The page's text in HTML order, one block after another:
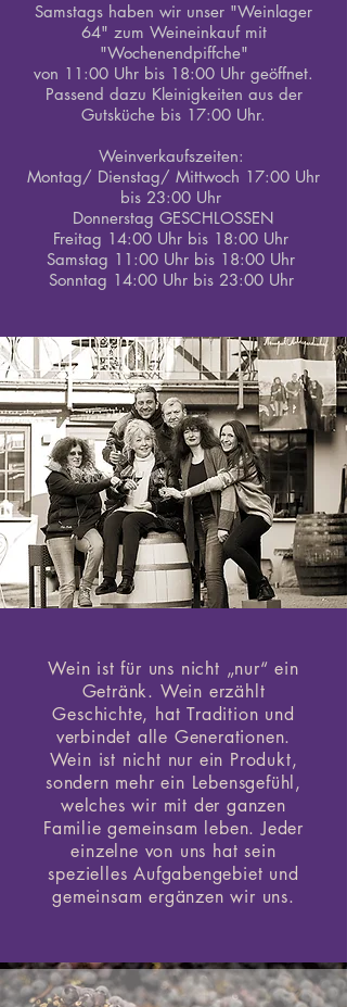
Samstags haben wir unser "Weinlager
64" zum Weineinkauf mit
"Wochenendpiffche"
von 11:00 Uhr bis 18:00 Uhr geöffnet.
Passend dazu Kleinigkeiten aus der
Gutsküche bis 17:00 Uhr.
Weinverkaufszeiten:
Montag/ Dienstag/ Mittwoch 17:00 Uhr
bis 23:00 Uhr
Donnerstag GESCHLOSSEN
Freitag 14:00 Uhr bis 18:00 Uhr
Samstag 11:00 Uhr bis 18:00 Uhr
Sonntag 14:00 Uhr bis 23:00 Uhr
Wein ist für uns nicht „nur“ ein
Getränk. Wein erzählt
Geschichte, hat Tradition und
verbindet alle Generationen.
Wein ist nicht nur ein Produkt,
sondern mehr ein Lebensgefühl,
welches wir mit der ganzen
Familie gemeinsam leben. Jeder
einzelne von uns hat sein
spezielles Aufgabengebiet und
gemeinsam ergänzen wir uns.